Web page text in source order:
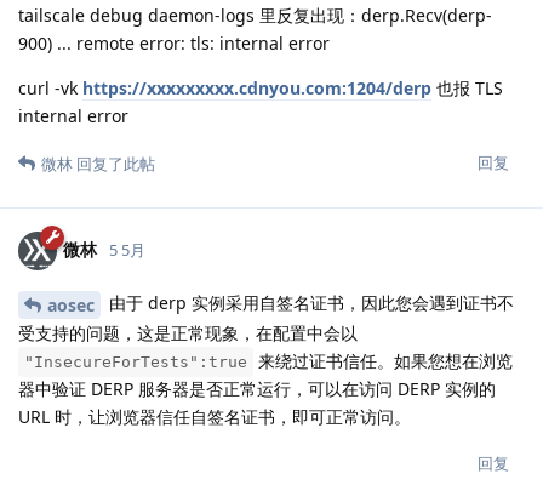
tailscale debug daemon-logs 里反复出现：derp.Recv(derp-
900) ... remote error: tls: internal error
curl -vk https://xxxxxxxxx.cdnyou.com:1204/derp 也报 TLS
internal error
回复
微林 回复了此帖
微林 5 5月
aosec
由于 derp 实例采用自签名证书，因此您会遇到证书不
受支持的问题，这是正常现象，在配置中会以
"InsecureForTests":true
来绕过证书信任。如果您想在浏览
器中验证 DERP 服务器是否正常运行，可以在访问 DERP 实例的
URL 时，让浏览器信任自签名证书，即可正常访问。
回复